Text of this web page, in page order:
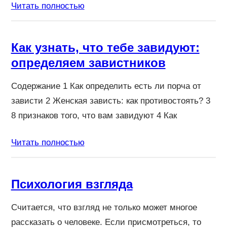
Читать полностью
Как узнать, что тебе завидуют:
определяем завистников
Содержание 1 Как определить есть ли порча от
зависти 2 Женская зависть: как противостоять? 3
8 признаков того, что вам завидуют 4 Как
Читать полностью
Психология взгляда
Считается, что взгляд не только может многое
рассказать о человеке. Если присмотреться, то